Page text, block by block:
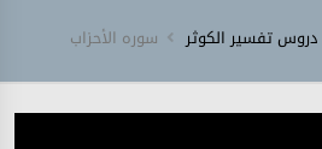
دروس تفسیر الکوثر سورہ ‎الأحزاب‎